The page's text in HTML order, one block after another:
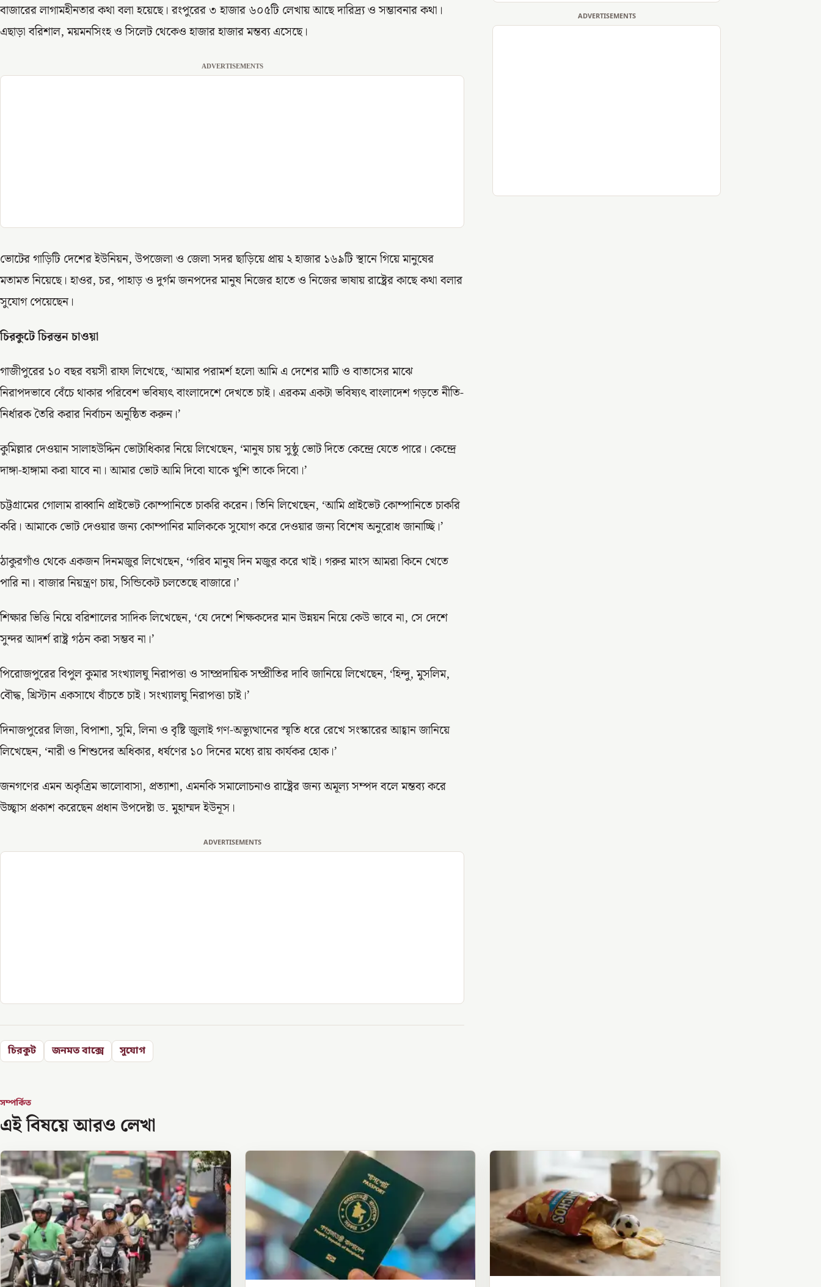
বাজারের লাগামহীনতার কথা বলা হয়েছে। রংপুরের ৩ হাজার ৬০৫টি লেখায় আছে দারিদ্র্য ও সম্ভাবনার কথা।
এছাড়া বরিশাল, ময়মনসিংহ ও সিলেট থেকেও হাজার হাজার মন্তব্য এসেছে।
ADVERTISEMENTS
ভোটের গাড়িটি দেশের ইউনিয়ন, উপজেলা ও জেলা সদর ছাড়িয়ে প্রায় ২ হাজার ১৬৯টি স্থানে গিয়ে মানুষের
মতামত নিয়েছে। হাওর, চর, পাহাড় ও দুর্গম জনপদের মানুষ নিজের হাতে ও নিজের ভাষায় রাষ্ট্রের কাছে কথা বলার
সুযোগ পেয়েছেন।
চিরকুটে চিরন্তন চাওয়া
গাজীপুরের ১০ বছর বয়সী রাফা লিখেছে, ‘আমার পরামর্শ হলো আমি এ দেশের মাটি ও বাতাসের মাঝে
নিরাপদভাবে বেঁচে থাকার পরিবেশ ভবিষ্যৎ বাংলাদেশে দেখতে চাই। এরকম একটা ভবিষ্যৎ বাংলাদেশ গড়তে নীতি-
নির্ধারক তৈরি করার নির্বাচন অনুষ্ঠিত করুন।’
কুমিল্লার দেওয়ান সালাহউদ্দিন ভোটাধিকার নিয়ে লিখেছেন, ‘মানুষ চায় সুষ্ঠু ভোট দিতে কেন্দ্রে যেতে পারে। কেন্দ্রে
দাঙ্গা-হাঙ্গামা করা যাবে না। আমার ভোট আমি দিবো যাকে খুশি তাকে দিবো।’
চট্টগ্রামের গোলাম রাব্বানি প্রাইভেট কোম্পানিতে চাকরি করেন। তিনি লিখেছেন, ‘আমি প্রাইভেট কোম্পানিতে চাকরি
করি। আমাকে ভোট দেওয়ার জন্য কোম্পানির মালিককে সুযোগ করে দেওয়ার জন্য বিশেষ অনুরোধ জানাচ্ছি।’
ঠাকুরগাঁও থেকে একজন দিনমজুর লিখেছেন, ‘গরিব মানুষ দিন মজুর করে খাই। গরুর মাংস আমরা কিনে খেতে
পারি না। বাজার নিয়ন্ত্রণ চায়, সিন্ডিকেট চলতেছে বাজারে।’
শিক্ষার ভিত্তি নিয়ে বরিশালের সাদিক লিখেছেন, ‘যে দেশে শিক্ষকদের মান উন্নয়ন নিয়ে কেউ ভাবে না, সে দেশে
সুন্দর আদর্শ রাষ্ট্র গঠন করা সম্ভব না।’
পিরোজপুরের বিপুল কুমার সংখ্যালঘু নিরাপত্তা ও সাম্প্রদায়িক সম্প্রীতির দাবি জানিয়ে লিখেছেন, ‘হিন্দু, মুসলিম,
বৌদ্ধ, খ্রিস্টান একসাথে বাঁচতে চাই। সংখ্যালঘু নিরাপত্তা চাই।’
দিনাজপুরের লিজা, বিপাশা, সুমি, লিনা ও বৃষ্টি জুলাই গণ-অভ্যুত্থানের স্মৃতি ধরে রেখে সংস্কারের আহ্বান জানিয়ে
লিখেছেন, ‘নারী ও শিশুদের অধিকার, ধর্ষণের ১০ দিনের মধ্যে রায় কার্যকর হোক।’
জনগণের এমন অকৃত্রিম ভালোবাসা, প্রত্যাশা, এমনকি সমালোচনাও রাষ্ট্রের জন্য অমূল্য সম্পদ বলে মন্তব্য করে
উচ্ছ্বাস প্রকাশ করেছেন প্রধান উপদেষ্টা ড. মুহাম্মদ ইউনূস।
ADVERTISEMENTS
চিরকুট জনমত বাক্সে সুযোগ
ADVERTISEMENTS
সম্পর্কিত
এই বিষয়ে আরও লেখা